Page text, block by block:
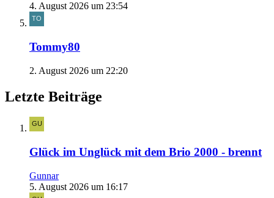
4. August 2026 um 23:54
Tommy80
2. August 2026 um 22:20
Letzte Beiträge
Glück im Unglück mit dem Brio 2000 - brennt
Gunnar
5. August 2026 um 16:17